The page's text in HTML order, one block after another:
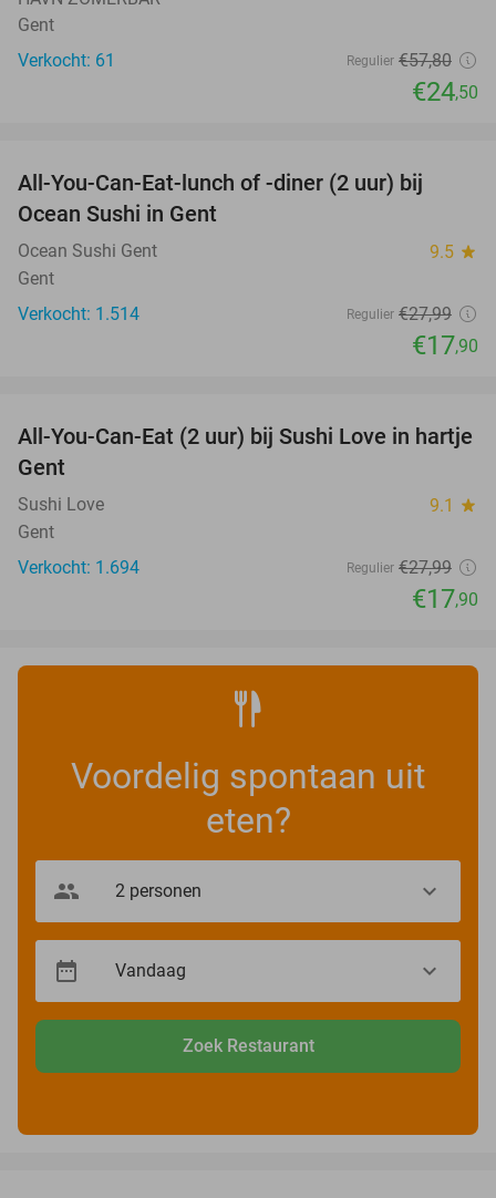
Gent
Verkocht: 61
Regulier €57,80
€24,50
All-You-Can-Eat-lunch of -diner (2 uur) bij
Ocean Sushi in Gent
Ocean Sushi Gent 9.5 star
Gent
Verkocht: 1.514
Regulier €27,99
€17,90
36%
All-You-Can-Eat (2 uur) bij Sushi Love in hartje
Gent
Sushi Love 9.1 star
Gent
Verkocht: 1.694
Regulier €27,99
€17,90
Voordelig spontaan uit
eten?
Zoek Restaurant